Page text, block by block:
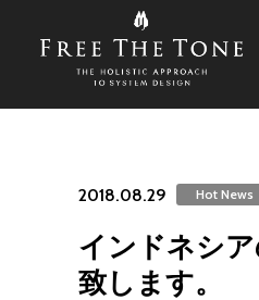
2018.08.29 Hot News
インドネシ
致します。